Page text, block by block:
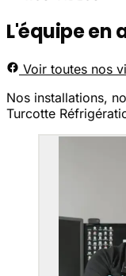
L'équipe en
Voir toutes nos
Nos installations,
Turcotte